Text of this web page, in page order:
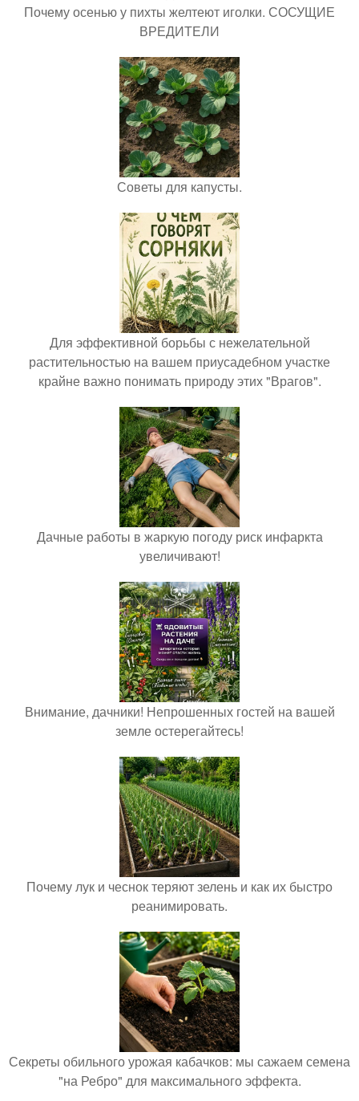
Почему осенью у пихты желтеют иголки. СОСУЩИЕ
ВРЕДИТЕЛИ
Советы для капусты.
Для эффективной борьбы с нежелательной
растительностью на вашем приусадебном участке
крайне важно понимать природу этих "Врагов".
Дачные работы в жаркую погоду риск инфаркта
увеличивают!
Внимание, дачники! Непрошенных гостей на вашей
земле остерегайтесь!
Почему лук и чеснок теряют зелень и как их быстро
реанимировать.
Секреты обильного урожая кабачков: мы сажаем семена
"на Ребро" для максимального эффекта.